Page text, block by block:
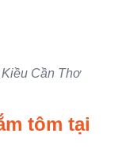
Cần Thơ
tôm tại